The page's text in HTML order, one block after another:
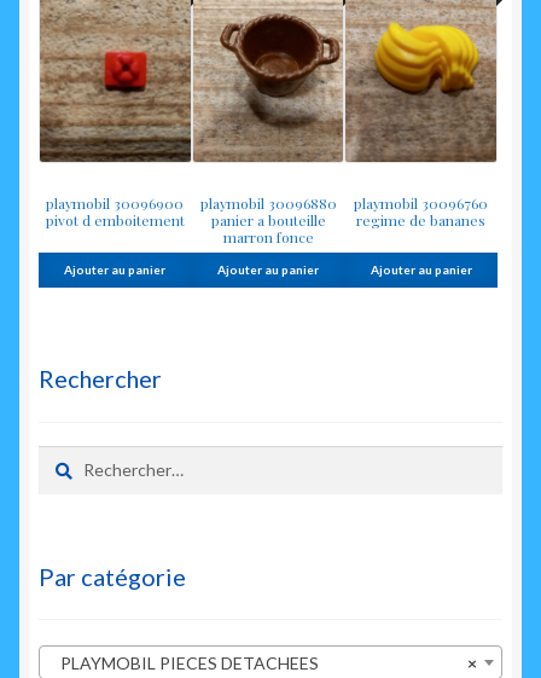
playmobil 30096900
pivot d emboitement
Ajouter au panier
playmobil 30096880
panier a bouteille
marron fonce
Ajouter au panier
playmobil 30096760
regime de bananes
Ajouter au panier
Rechercher
Rechercher :
Par catégorie
×
PLAYMOBIL PIECES DETACHEES